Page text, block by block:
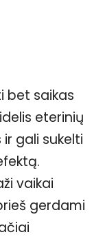
bet saikas
eterinių
gali sukelti
vaikai
gerdami